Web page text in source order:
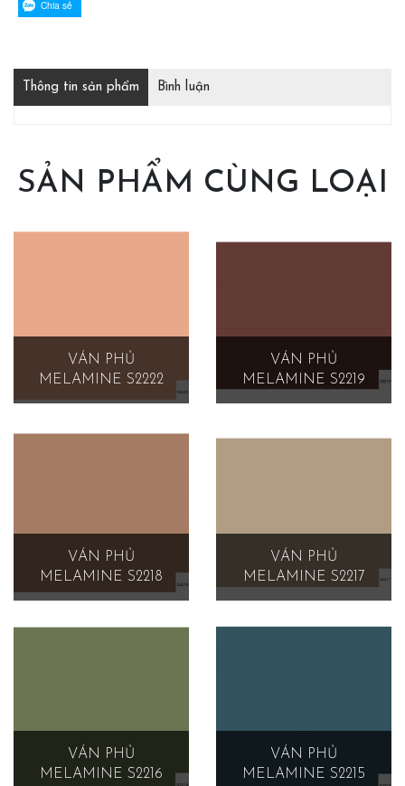
Chia sẻ
Thông tin sản phẩm Bình luận
SẢN PHẨM CÙNG LOẠI
VÁN PHỦ
MELAMINE S2222
VÁN PHỦ
MELAMINE S2219
VÁN PHỦ
MELAMINE S2218
VÁN PHỦ
MELAMINE S2217
VÁN PHỦ
MELAMINE S2216
VÁN PHỦ
MELAMINE S2215